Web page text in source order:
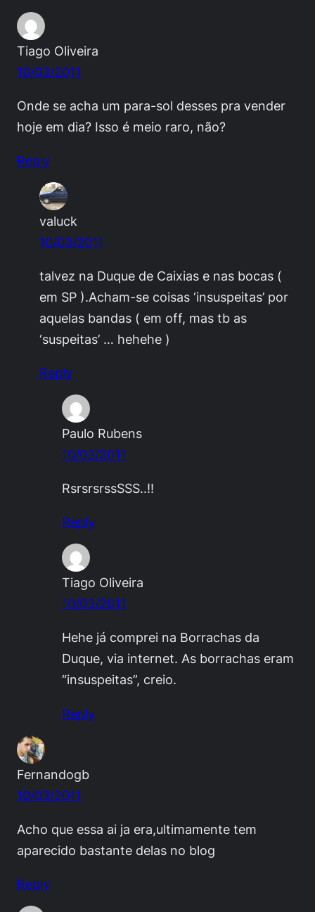
Tiago Oliveira
10/03/2011
Onde se acha um para-sol desses pra vender
hoje em dia? Isso é meio raro, não?
Reply
valuck
10/03/2011
talvez na Duque de Caixias e nas bocas (
em SP ).Acham-se coisas ‘insuspeitas’ por
aquelas bandas ( em off, mas tb as
‘suspeitas’ … hehehe )
Reply
Paulo Rubens
10/03/2011
RsrsrsrssSSS..!!
Reply
Tiago Oliveira
10/03/2011
Hehe já comprei na Borrachas da
Duque, via internet. As borrachas eram
“insuspeitas”, creio.
Reply
Fernandogb
10/03/2011
Acho que essa ai ja era,ultimamente tem
aparecido bastante delas no blog
Reply